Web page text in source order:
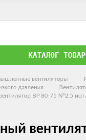
КАТАЛОГ
вентиляторы
давления
ВР 80-75 №2.5